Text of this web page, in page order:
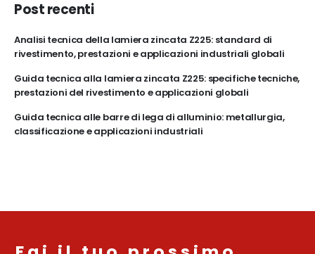
Post recenti
Analisi tecnica della lamiera zincata Z225: standard di
rivestimento, prestazioni e applicazioni industriali globali
Guida tecnica alla lamiera zincata Z225: specifiche tecniche,
prestazioni del rivestimento e applicazioni globali
Guida tecnica alle barre di lega di alluminio: metallurgia,
classificazione e applicazioni industriali